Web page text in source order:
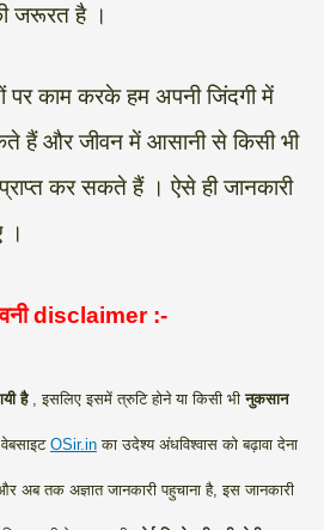
जरूरत है ।
काम करके हम अपनी जिंदगी में
हैं और जीवन में आसानी से किसी भी
कर सकते हैं । ऐसे ही जानकारी
।
disclaimer :-
है , इसलिए इसमें त्रुटि होने या किसी भीनुकसान
वेबसाइट OSir.in का उदेश्य अंधविश्वास को बढ़ावा देना
अब तक अज्ञात जानकारी पहुचाना है, इस जानकारी